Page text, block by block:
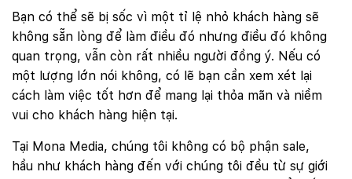
Bạn có thể sẽ bị sốc vì một tỉ lệ nhỏ khách hàng sẽ
không sẵn lòng để làm điều đó nhưng điều đó không
quan trọng, vẫn còn rất nhiều người đồng ý. Nếu có
một lượng lớn nói không, có lẽ bạn cần xem xét lại
cách làm việc tốt hơn để mang lại thỏa mãn và niềm
vui cho khách hàng hiện tại.
Tại Mona Media, chúng tôi không có bộ phận sale,
hầu như khách hàng đến với chúng tôi đều từ sự giới
Quý khách vui lòng đăng nhập vào hệ thống
quản lý dự án để theo dõi tiến độ.
quanly.mona.media